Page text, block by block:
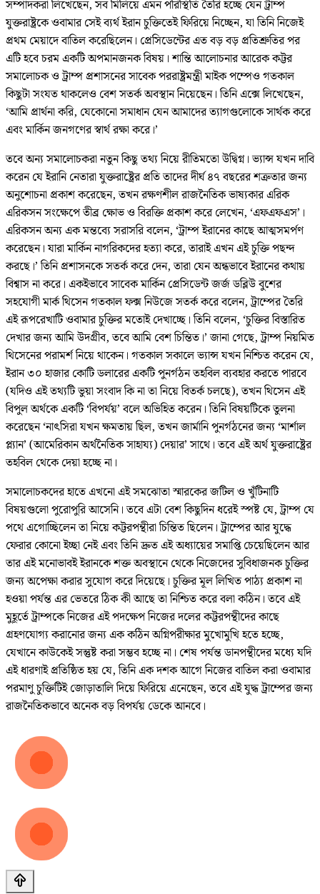
সম্পাদকরা লিখেছেন, সব মিলিয়ে এমন পরিস্থিতি তৈরি হচ্ছে যেন ট্রাম্প
যুক্তরাষ্ট্রকে ওবামার সেই ব্যর্থ ইরান চুক্তিতেই ফিরিয়ে নিচ্ছেন, যা তিনি নিজেই
প্রথম মেয়াদে বাতিল করেছিলেন। প্রেসিডেন্টের এত বড় বড় প্রতিশ্রুতির পর
এটি হবে চরম একটি অপমানজনক বিষয়। শান্তি আলোচনার আরেক কট্টর
সমালোচক ও ট্রাম্প প্রশাসনের সাবেক পররাষ্ট্রমন্ত্রী মাইক পম্পেও গতকাল
কিছুটা সংযত থাকলেও বেশ সতর্ক অবস্থান নিয়েছেন। তিনি এক্সে লিখেছেন,
‘আমি প্রার্থনা করি, যেকোনো সমাধান যেন আমাদের ত্যাগগুলোকে সার্থক করে
এবং মার্কিন জনগণের স্বার্থ রক্ষা করে।’
তবে অন্য সমালোচকরা নতুন কিছু তথ্য নিয়ে রীতিমতো উদ্বিগ্ন। ভ্যান্স যখন দাবি
করেন যে ইরানি নেতারা যুক্তরাষ্ট্রের প্রতি তাদের দীর্ঘ ৪৭ বছরের শত্রুতার জন্য
অনুশোচনা প্রকাশ করেছেন, তখন রক্ষণশীল রাজনৈতিক ভাষ্যকার এরিক
এরিকসন সংক্ষেপে তীব্র ক্ষোভ ও বিরক্তি প্রকাশ করে লেখেন, ‘এফএফএস’।
এরিকসন অন্য এক মন্তব্যে সরাসরি বলেন, ‘ট্রাম্প ইরানের কাছে আত্মসমর্পণ
করেছেন। যারা মার্কিন নাগরিকদের হত্যা করে, তারাই এখন এই চুক্তি পছন্দ
করছে।’ তিনি প্রশাসনকে সতর্ক করে দেন, তারা যেন অন্ধভাবে ইরানের কথায়
বিশ্বাস না করে। একইভাবে সাবেক মার্কিন প্রেসিডেন্ট জর্জ ডব্লিউ বুশের
সহযোগী মার্ক থিসেন গতকাল ফক্স নিউজে সতর্ক করে বলেন, ট্রাম্পের তৈরি
এই রূপরেখাটি ওবামার চুক্তির মতোই দেখাচ্ছে। তিনি বলেন, ‘চুক্তির বিস্তারিত
দেখার জন্য আমি উদগ্রীব, তবে আমি বেশ চিন্তিত।’ জানা গেছে, ট্রাম্প নিয়মিত
থিসেনের পরামর্শ নিয়ে থাকেন। গতকাল সকালে ভ্যান্স যখন নিশ্চিত করেন যে,
ইরান ৩০ হাজার কোটি ডলারের একটি পুনর্গঠন তহবিল ব্যবহার করতে পারবে
(যদিও এই তথ্যটি ভুয়া সংবাদ কি না তা নিয়ে বিতর্ক চলছে), তখন থিসেন এই
বিপুল অর্থকে একটি ‘বিপর্যয়’ বলে অভিহিত করেন। তিনি বিষয়টিকে তুলনা
করেছেন ‘নাৎসিরা যখন ক্ষমতায় ছিল, তখন জার্মানি পুনর্গঠনের জন্য ‘মার্শাল
প্ল্যান’ (আমেরিকান অর্থনৈতিক সাহায্য) দেয়ার’ সাথে। তবে এই অর্থ যুক্তরাষ্ট্রের
তহবিল থেকে দেয়া হচ্ছে না।
সমালোচকদের হাতে এখনো এই সমঝোতা স্মারকের জটিল ও খুঁটিনাটি
বিষয়গুলো পুরোপুরি আসেনি। তবে এটা বেশ কিছুদিন ধরেই স্পষ্ট যে, ট্রাম্প যে
পথে এগোচ্ছিলেন তা নিয়ে কট্টরপন্থীরা চিন্তিত ছিলেন। ট্রাম্পের আর যুদ্ধে
ফেরার কোনো ইচ্ছা নেই এবং তিনি দ্রুত এই অধ্যায়ের সমাপ্তি চেয়েছিলেন আর
তার এই মনোভাবই ইরানকে শক্ত অবস্থানে থেকে নিজেদের সুবিধাজনক চুক্তির
জন্য অপেক্ষা করার সুযোগ করে দিয়েছে। চুক্তির মূল লিখিত পাঠ্য প্রকাশ না
হওয়া পর্যন্ত এর ভেতরে ঠিক কী আছে তা নিশ্চিত করে বলা কঠিন। তবে এই
মুহূর্তে ট্রাম্পকে নিজের এই পদক্ষেপ নিজের দলের কট্টরপন্থীদের কাছে
গ্রহণযোগ্য করানোর জন্য এক কঠিন অগ্নিপরীক্ষার মুখোমুখি হতে হচ্ছে,
যেখানে কাউকেই সন্তুষ্ট করা সম্ভব হচ্ছে না। শেষ পর্যন্ত ডানপন্থীদের মধ্যে যদি
এই ধারণাই প্রতিষ্ঠিত হয় যে, তিনি এক দশক আগে নিজের বাতিল করা ওবামার
পরমাণু চুক্তিটিই জোড়াতালি দিয়ে ফিরিয়ে এনেছেন, তবে এই যুদ্ধ ট্রাম্পের জন্য
রাজনৈতিকভাবে অনেক বড় বিপর্যয় ডেকে আনবে।